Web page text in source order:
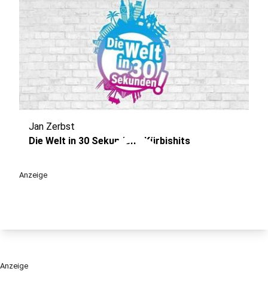
play_circle
Jan Zerbst
Die Welt in 30 Sekunden - Kürbishits
Anzeige
Anzeige